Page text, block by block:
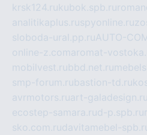
krsk124.rukubok.spb.ru
analitikaplus.ruspyonline.ru
sloboda-ural.pp.ruAUTO-
online-z.comaromat-
mobilvest.rubbd.net.ru
smp-forum.rubastion-td.ru
avrmotors.ruart-galadesign.ru
ecostep-samara.rud-p.spb.ru
sko.com.rudavitamebel-